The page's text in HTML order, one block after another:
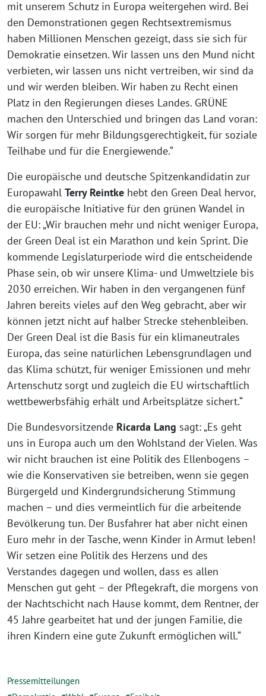
mit unserem Schutz in Europa weitergehen wird. Bei
den Demonstrationen gegen Rechtsextremismus
haben Millionen Menschen gezeigt, dass sie sich für
Demokratie einsetzen. Wir lassen uns den Mund nicht
verbieten, wir lassen uns nicht vertreiben, wir sind da
und wir werden bleiben. Wir haben zu Recht einen
Platz in den Regierungen dieses Landes. GRÜNE
machen den Unterschied und bringen das Land voran:
Wir sorgen für mehr Bildungsgerechtigkeit, für soziale
Teilhabe und für die Energiewende.“
Die europäische und deutsche Spitzenkandidatin zur
Europawahl Terry Reintke hebt den Green Deal hervor,
die europäische Initiative für den grünen Wandel in
der EU: „Wir brauchen mehr und nicht weniger Europa,
der Green Deal ist ein Marathon und kein Sprint. Die
kommende Legislaturperiode wird die entscheidende
Phase sein, ob wir unsere Klima- und Umweltziele bis
2030 erreichen. Wir haben in den vergangenen fünf
Jahren bereits vieles auf den Weg gebracht, aber wir
können jetzt nicht auf halber Strecke stehenbleiben.
Der Green Deal ist die Basis für ein klimaneutrales
Europa, das seine natürlichen Lebensgrundlagen und
das Klima schützt, für weniger Emissionen und mehr
Artenschutz sorgt und zugleich die EU wirtschaftlich
wettbewerbsfähig erhält und Arbeitsplätze sichert.“
Die Bundesvorsitzende Ricarda Lang sagt: „Es geht
uns in Europa auch um den Wohlstand der Vielen. Was
wir nicht brauchen ist eine Politik des Ellenbogens –
wie die Konservativen sie betreiben, wenn sie gegen
Bürgergeld und Kindergrundsicherung Stimmung
machen – und dies vermeintlich für die arbeitende
Bevölkerung tun. Der Busfahrer hat aber nicht einen
Euro mehr in der Tasche, wenn Kinder in Armut leben!
Wir setzen eine Politik des Herzens und des
Verstandes dagegen und wollen, dass es allen
Menschen gut geht – der Pflegekraft, die morgens von
der Nachtschicht nach Hause kommt, dem Rentner, der
45 Jahre gearbeitet hat und der jungen Familie, die
ihren Kindern eine gute Zukunft ermöglichen will.“
Pressemitteilungen